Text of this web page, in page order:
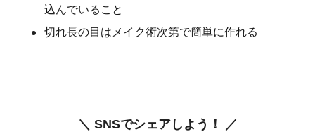
込んでいること
切れ長の目はメイク術次第で簡単に作れる
＼ SNSでシェアしよう！ ／